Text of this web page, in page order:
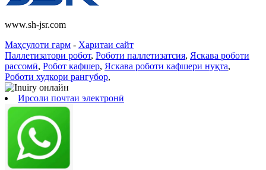
www.sh-jsr.com
Маҳсулоти гарм - Харитаи сайт
Паллетизатори робот, Роботи паллетизатсия, Яскава роботи
рассомӣ, Робот кафшер, Яскава роботи кафшери нуқта,
Роботи худкори рангубор,
Ирсоли почтаи электронӣ